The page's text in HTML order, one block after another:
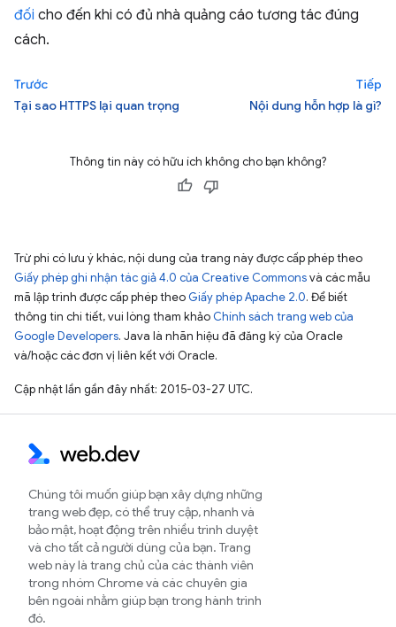
đối cho đến khi có đủ nhà quảng cáo tương tác đúng
cách.
Trước
Tại sao HTTPS lại quan trọng
Tiếp
Nội dung hỗn hợp là gì?
Thông tin này có hữu ích không cho bạn không?
Trừ phi có lưu ý khác, nội dung của trang này được cấp phép theo
Giấy phép ghi nhận tác giả 4.0 của Creative Commonsvà các mẫu
mã lập trình được cấp phép theo Giấy phép Apache 2.0. Để biết
thông tin chi tiết, vui lòng tham khảo Chính sách trang web của
Google Developers. Java là nhãn hiệu đã đăng ký của Oracle
và/hoặc các đơn vị liên kết với Oracle.
Cập nhật lần gần đây nhất: 2015-03-27 UTC.
Chúng tôi muốn giúp bạn xây dựng những
trang web đẹp, có thể truy cập, nhanh và
bảo mật, hoạt động trên nhiều trình duyệt
và cho tất cả người dùng của bạn. Trang
web này là trang chủ của các thành viên
trong nhóm Chrome và các chuyên gia
bên ngoài nhằm giúp bạn trong hành trình
đó.